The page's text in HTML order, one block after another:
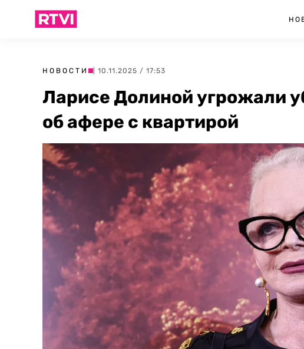
НОВОСТИ | 10.11.2025 / 17:53
Ларисе Долиной угрожали
об афере с квартирой